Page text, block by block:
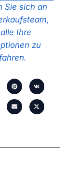
Sie sich an
Ihre
zu